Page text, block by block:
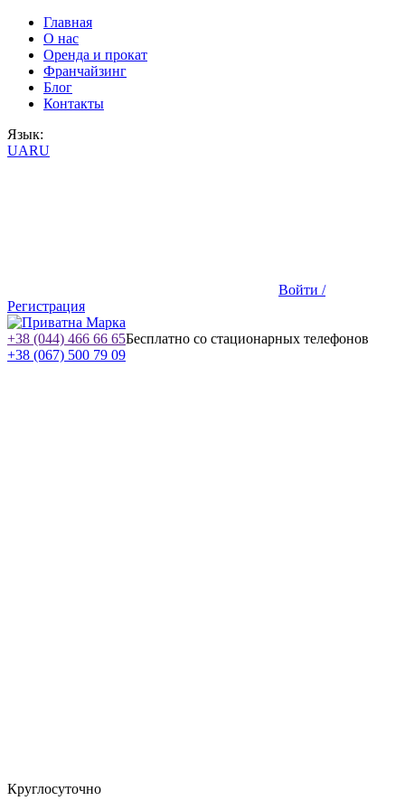
Главная
О нас
Оренда и прокат
Франчайзинг
Блог
Контакты
Язык:
UARU
Войти /
Регистрация
+38 (044) 466 66 65Бесплатно со стационарных телефонов
+38 (067) 500 79 09
Круглосуточно